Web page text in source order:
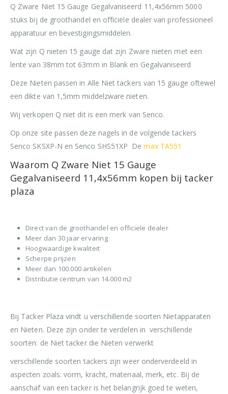
Q Zware Niet 15 Gauge Gegalvaniseerd 11,4x56mm 5000
stuks bij de groothandel en officiële dealer van professioneel
apparatuur en bevestigingsmiddelen.
Wat zijn Q nieten 15 gauge dat zijn Zware nieten met een
lente van 38mm tot 63mm in Blank en Gegalvaniseerd
Deze Nieten passen in Alle Niet tackers van 15 gauge oftewel
een dikte van 1,5mm middelzware nieten.
Wij verkopen Q niet dit is een merk van Senco.
Op onze site passen deze nagels in de volgende tackers
Senco SKSXP-N en Senco SHS51XP Demax TA551
Waarom Q Zware Niet 15 Gauge
Gegalvaniseerd 11,4x56mm kopen bij tacker
plaza
Direct van de groothandel en officiele dealer
Meer dan 30 jaar ervaring
Hoogwaardige kwaliteit
Scherpe prijzen
Meer dan 100.000 artikelen
Distributie centrum van 14.000 m2
Bij Tacker Plaza vindt u verschillende soorten Nietapparaten
en Nieten. Deze zijn onder te verdelen in verschillende
soorten: de Niet tacker die Nieten verwerkt
verschillende soorten tackers zijn weer onderverdeeld in
aspecten zoals: vorm, kracht, materiaal, merk, etc. Bij de
aanschaf van een tacker is het belangrijk goed te weten,